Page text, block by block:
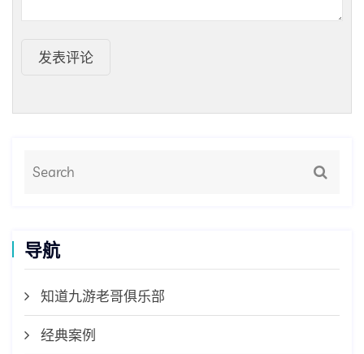
发表评论
导航
知道九游老哥俱乐部
经典案例